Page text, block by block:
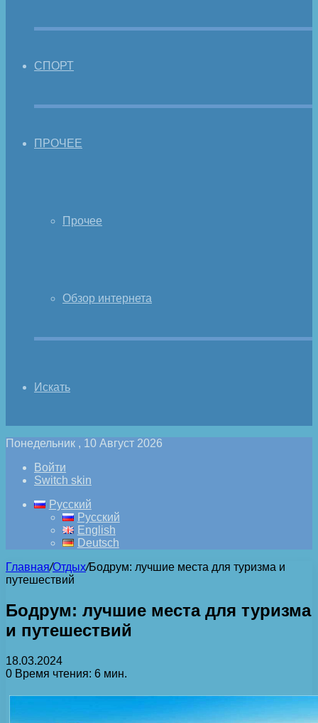
СПОРТ
ПРОЧЕЕ
Прочее
Обзор интернета
Искать
Понедельник , 10 Август 2026
Войти
Switch skin
Русский
Русский
English
Deutsch
Главная/Отдых/Бодрум: лучшие места для туризма и
путешествий
Бодрум: лучшие места для туризма
и путешествий
18.03.2024
0 Время чтения: 6 мин.